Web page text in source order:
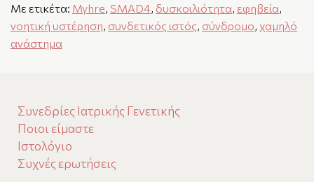
Με ετικέτα: Myhre, SMAD4, δυσκοιλιότητα, εφηβεία,
νοητική υστέρηση, συνδετικός ιστός, σύνδρομο, χαμηλό
ανάστημα
Συνεδρίες Ιατρικής Γενετικής
Ποιοι είμαστε
Ιστολόγιο
Συχνές ερωτήσεις